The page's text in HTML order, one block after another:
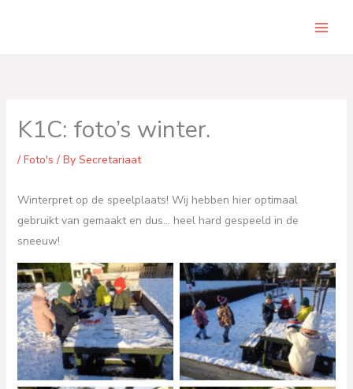
K1C: foto’s winter.
/ Foto's / By Secretariaat
Winterpret op de speelplaats! Wij hebben hier optimaal
gebruikt van gemaakt en dus… heel hard gespeeld in de
sneeuw!
No Caption No Caption